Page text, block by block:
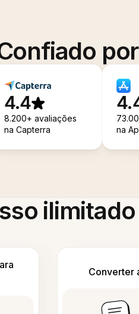
4.4
8.200+ avaliações
na Capterra
na
Converter